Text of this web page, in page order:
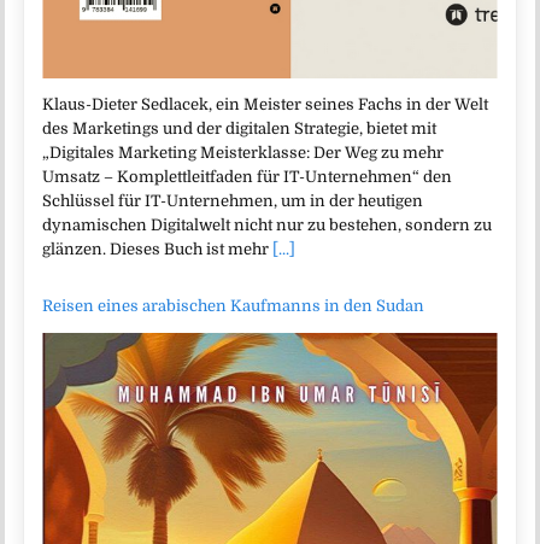
Klaus-Dieter Sedlacek, ein Meister seines Fachs in der Welt
des Marketings und der digitalen Strategie, bietet mit
„Digitales Marketing Meisterklasse: Der Weg zu mehr
Umsatz – Komplettleitfaden für IT-Unternehmen“ den
Schlüssel für IT-Unternehmen, um in der heutigen
dynamischen Digitalwelt nicht nur zu bestehen, sondern zu
glänzen. Dieses Buch ist mehr [...]
Reisen eines arabischen Kaufmanns in den Sudan